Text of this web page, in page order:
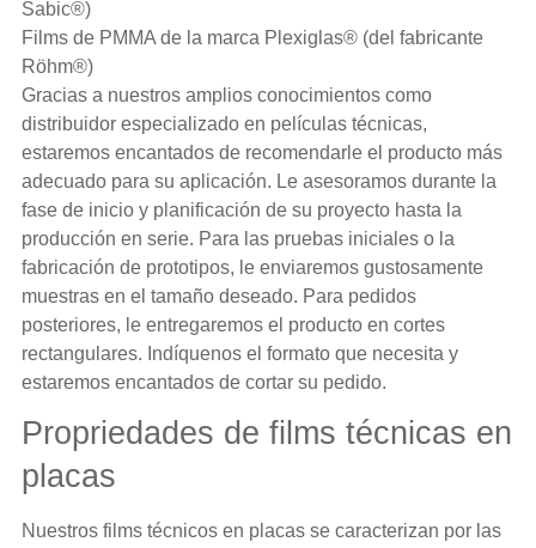
Sabic®)
Films de PMMA de la marca Plexiglas® (del fabricante
Röhm®)
Gracias a nuestros amplios conocimientos como
distribuidor especializado en películas técnicas,
estaremos encantados de recomendarle el producto más
adecuado para su aplicación. Le asesoramos durante la
fase de inicio y planificación de su proyecto hasta la
producción en serie. Para las pruebas iniciales o la
fabricación de prototipos, le enviaremos gustosamente
muestras en el tamaño deseado. Para pedidos
posteriores, le entregaremos el producto en cortes
rectangulares. Indíquenos el formato que necesita y
estaremos encantados de cortar su pedido.
Propriedades de films técnicas en
placas
Nuestros films técnicos en placas se caracterizan por las